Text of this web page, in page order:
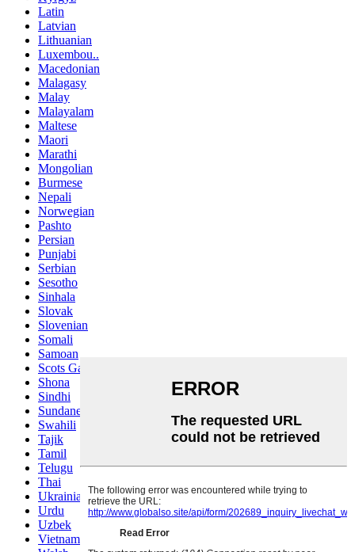
Latin
Latvian
Lithuanian
Luxembou..
Macedonian
Malagasy
Malay
Malayalam
Maltese
Maori
Marathi
Mongolian
Burmese
Nepali
Norwegian
Pashto
Persian
Punjabi
Serbian
Sesotho
Sinhala
Slovak
Slovenian
Somali
Samoan
Scots Gaelic
Shona
Sindhi
Sundanese
Swahili
Tajik
Tamil
Telugu
Thai
Ukrainian
Urdu
Uzbek
Vietnamese